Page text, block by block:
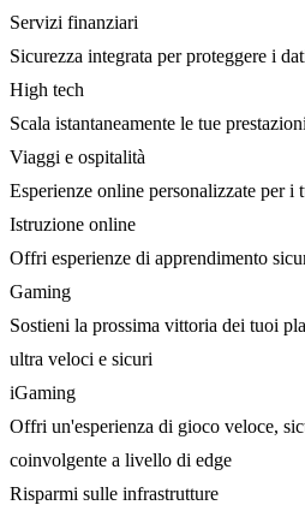
Servizi finanziari
Sicurezza integrata per proteggere i
High tech
Scala istantaneamente le tue
Viaggi e ospitalità
Esperienze online personalizzate per i
Istruzione online
Offri esperienze di apprendimento
Gaming
Sostieni la prossima vittoria dei tuoi
ultra veloci e sicuri
iGaming
Offri un'esperienza di gioco veloce,
coinvolgente a livello di edge
Risparmi sulle infrastrutture